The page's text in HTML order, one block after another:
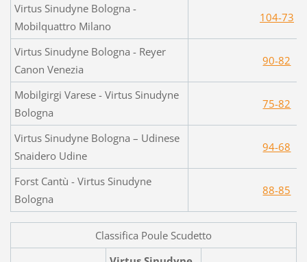
Virtus Sinudyne Bologna -
Mobilquattro Milano
104-73
Virtus Sinudyne Bologna - Reyer
Canon Venezia
90-82
Mobilgirgi Varese - Virtus Sinudyne
Bologna
75-82
Virtus Sinudyne Bologna – Udinese
Snaidero Udine
94-68
Forst Cantù - Virtus Sinudyne
Bologna
88-85
Classifica Poule Scudetto